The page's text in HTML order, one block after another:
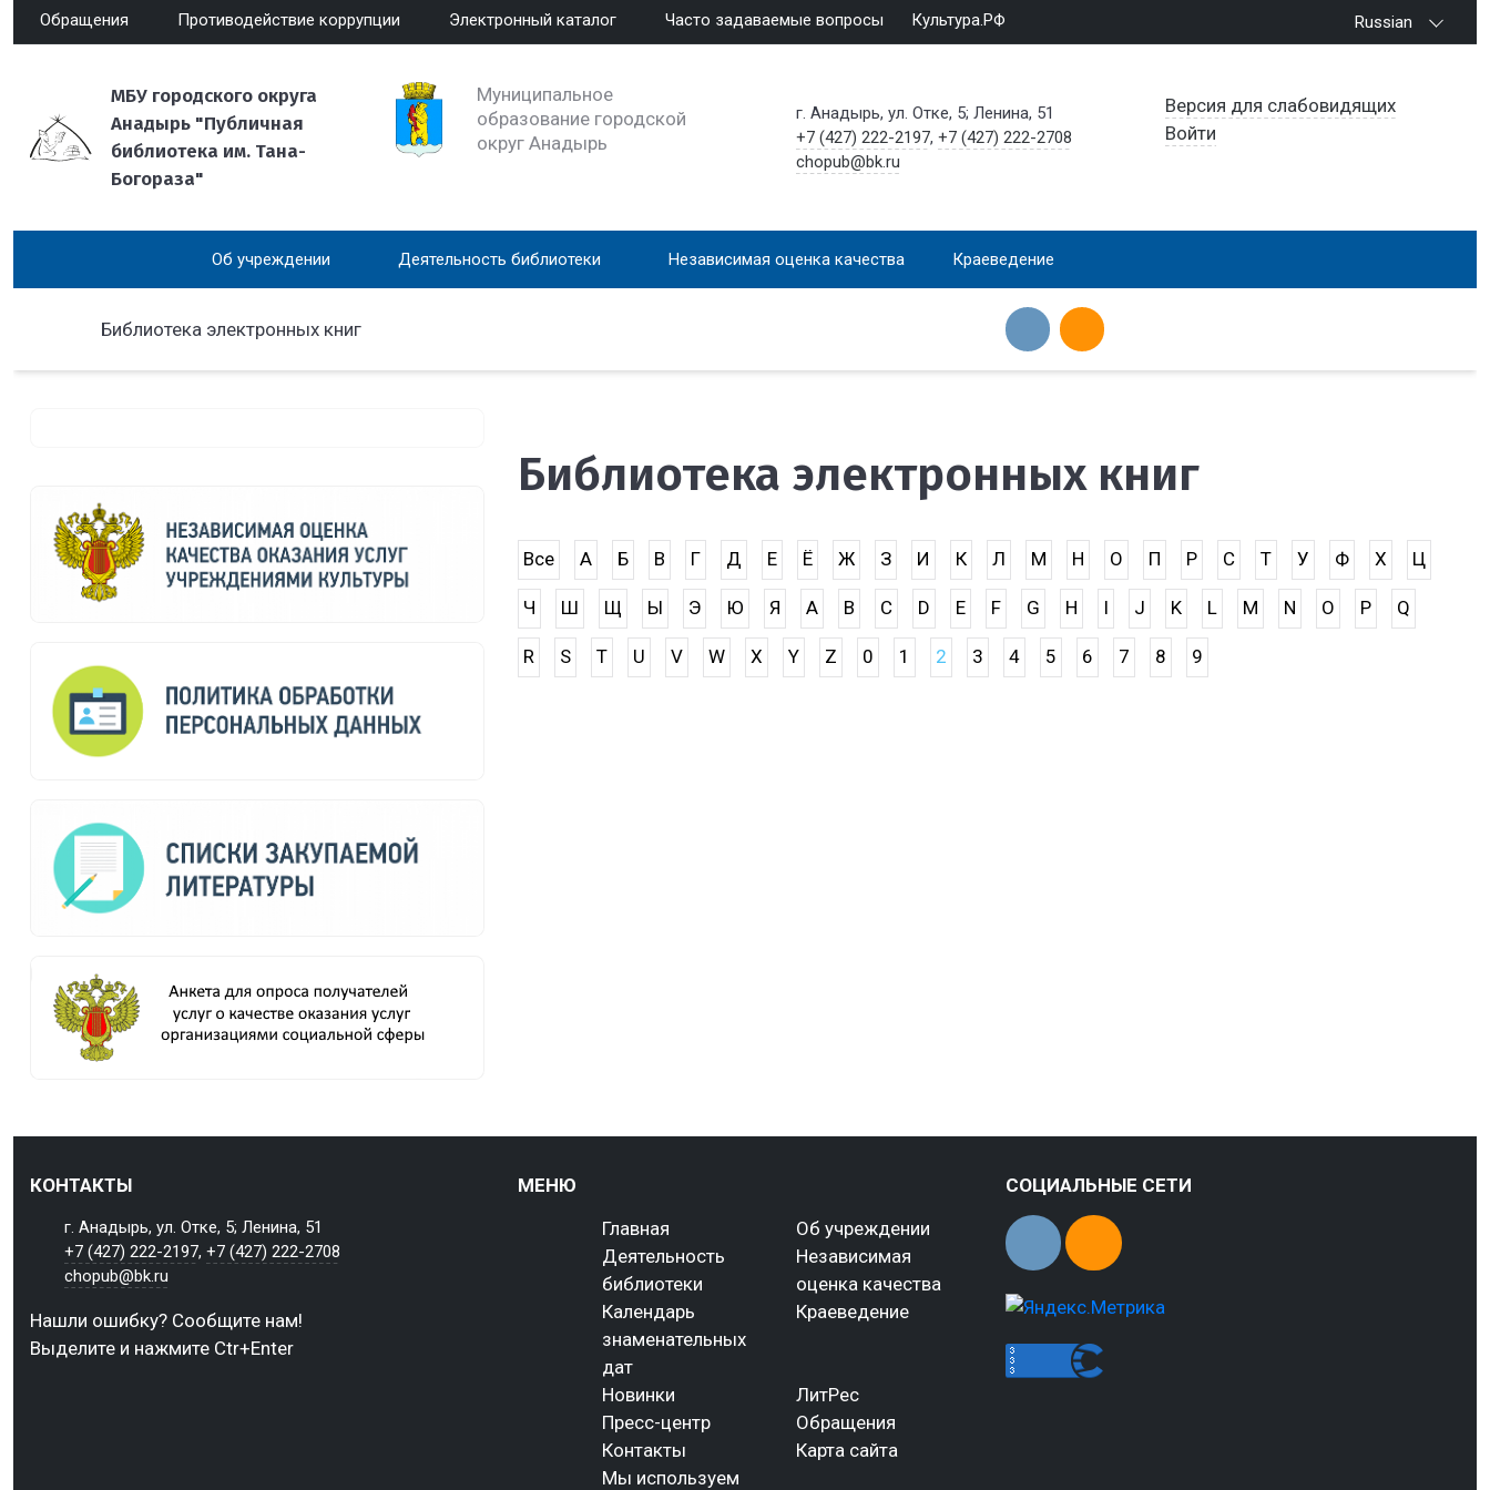
Обращения Противодействие коррупции Электронный каталог Часто задаваемые вопросы Культура.РФ Russian
МБУ городского округа
Анадырь "Публичная
библиотека им. Тана-
Богораза"
Муниципальное
образование городской
округ Анадырь
г. Анадырь, ул. Отке, 5; Ленина, 51
+7 (427) 222-2197,+7 (427) 222-2708
chopub@bk.ru
Версия для слабовидящих
Войти
Об учреждении Деятельность библиотеки Независимая оценка качества Краеведение
Библиотека электронных книг
Библиотека электронных книг
Все А Б В Г Д Е Ё Ж З И К Л М Н О П Р С Т У Ф Х Ц
Ч Ш Щ Ы Э Ю Я A B C D E F G H I J K L M N O P Q
R S T U V W X Y Z 0 1 2 3 4 5 6 7 8 9
КОНТАКТЫ
г. Анадырь, ул. Отке, 5; Ленина, 51
+7 (427) 222-2197,+7 (427) 222-2708
chopub@bk.ru
Нашли ошибку? Сообщите нам!
Выделите и нажмите Ctr+Enter
МЕНЮ
Главная
Об учреждении
Деятельность
библиотеки
Независимая
оценка качества
Календарь
знаменательных
дат
Краеведение
Новинки
ЛитРес
Пресс-центр
Обращения
Контакты
Карта сайта
Мы используем
СОЦИАЛЬНЫЕ СЕТИ